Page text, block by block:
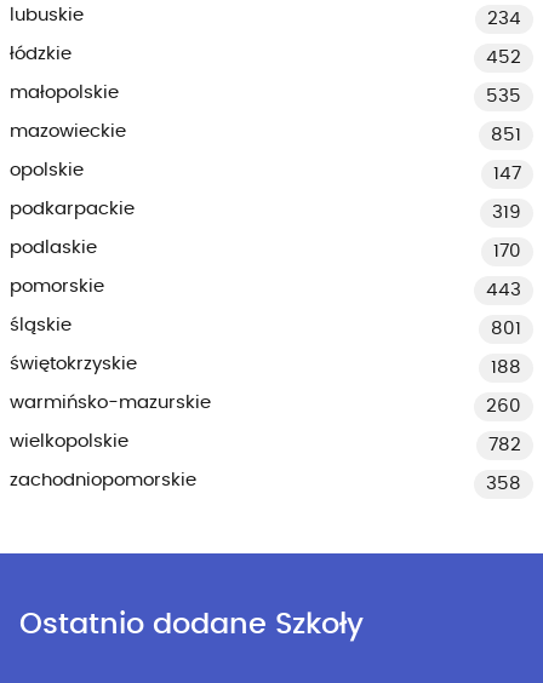
lubuskie
234
łódzkie
452
małopolskie
535
mazowieckie
851
opolskie
147
podkarpackie
319
podlaskie
170
pomorskie
443
śląskie
801
świętokrzyskie
188
warmińsko-mazurskie
260
wielkopolskie
782
zachodniopomorskie
358
Ostatnio dodane Szkoły